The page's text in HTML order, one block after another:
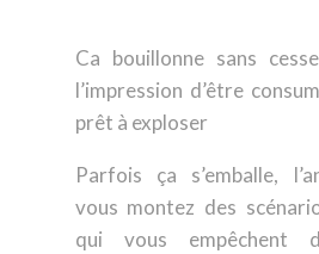
Ca bouillonne sans
l’impression d’être
prêt à exploser
Parfois ça s’emballe,
vous montez des
qui vous empêchent